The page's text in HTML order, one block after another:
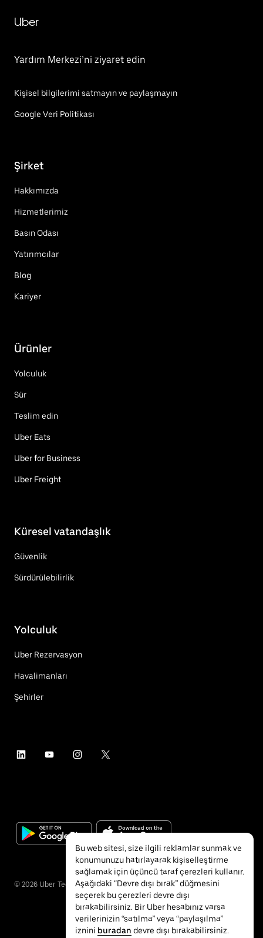
Uber
Yardım Merkezi’ni ziyaret edin
Kişisel bilgilerimi satmayın ve paylaşmayın
Google Veri Politikası
Şirket
Hakkımızda
Hizmetlerimiz
Basın Odası
Yatırımcılar
Blog
Kariyer
Ürünler
Yolculuk
Sür
Teslim edin
Uber Eats
Uber for Business
Uber Freight
Küresel vatandaşlık
Güvenlik
Sürdürülebilirlik
Yolculuk
Uber Rezervasyon
Havalimanları
Şehirler
© 2026 Uber Technologies Inc.
Bu web sitesi, size ilgili reklamlar sunmak ve
konumunuzu hatırlayarak kişiselleştirme
sağlamak için üçüncü taraf çerezleri kullanır.
Aşağıdaki “Devre dışı bırak” düğmesini
seçerek bu çerezleri devre dışı
bırakabilirsiniz. Bir Uber hesabınız varsa
verilerinizin “satılma” veya “paylaşılma”
iznini buradan devre dışı bırakabilirsiniz.